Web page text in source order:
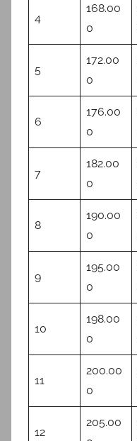
4
168.00
0
5
172.00
0
6
176.00
0
7
182.00
0
8
190.00
0
9
195.00
0
10
198.00
0
11
200.00
0
12
205.00